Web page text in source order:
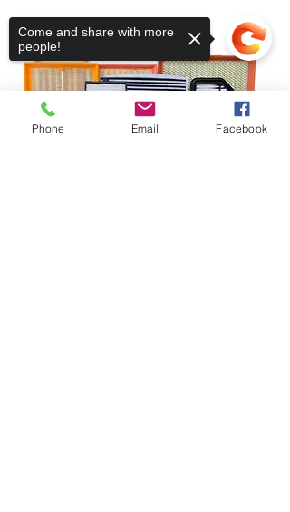
Phone Email Facebook
Come and share with more
people!